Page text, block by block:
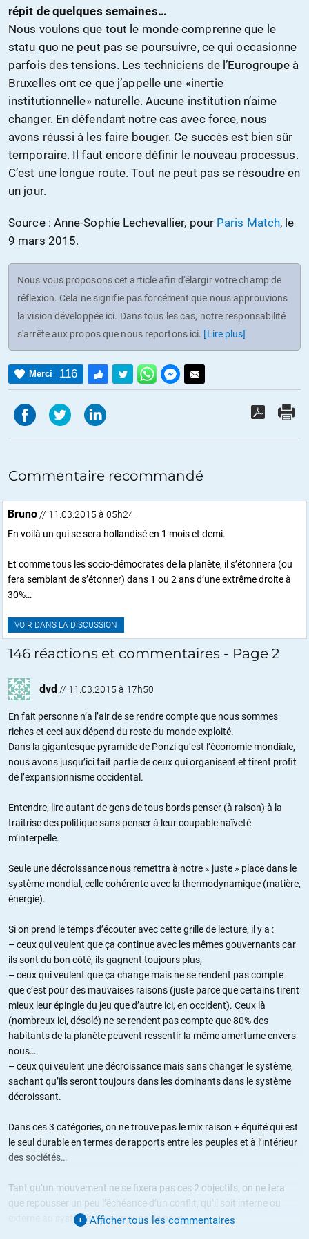
répit de quelques semaines…
Nous voulons que tout le monde comprenne que le
statu quo ne peut pas se poursuivre, ce qui occasionne
parfois des tensions. Les techniciens de l’Eurogroupe à
Bruxelles ont ce que j’appelle une «inertie
institutionnelle» naturelle. Aucune institution n’aime
changer. En défendant notre cas avec force, nous
avons réussi à les faire bouger. Ce succès est bien sûr
temporaire. Il faut encore définir le nouveau processus.
C’est une longue route. Tout ne peut pas se résoudre en
un jour.
Source : Anne-Sophie Lechevallier, pour Paris Match, le
9 mars 2015.
Nous vous proposons cet article afin d'élargir votre champ de
réflexion. Cela ne signifie pas forcément que nous approuvions
la vision développée ici. Dans tous les cas, notre responsabilité
s'arrête aux propos que nous reportons ici. [Lire plus]
Merci 116
Commentaire recommandé
Bruno // 11.03.2015 à 05h24
En voilà un qui se sera hollandisé en 1 mois et demi.
Et comme tous les socio-démocrates de la planète, il s’étonnera (ou
fera semblant de s’étonner) dans 1 ou 2 ans d’une extrême droite à
30%…
VOIR DANS LA DISCUSSION
146 réactions et commentaires - Page 2
dvd // 11.03.2015 à 17h50
En fait personne n’a l’air de se rendre compte que nous sommes
riches et ceci aux dépend du reste du monde exploité.
Dans la gigantesque pyramide de Ponzi qu’est l’économie mondiale,
nous avons jusqu’ici fait partie de ceux qui organisent et tirent profit
de l’expansionnisme occidental.
Entendre, lire autant de gens de tous bords penser (à raison) à la
traitrise des politique sans penser à leur coupable naïveté
m’interpelle.
Seule une décroissance nous remettra à notre « juste » place dans le
système mondial, celle cohérente avec la thermodynamique (matière,
énergie).
Si on prend le temps d’écouter avec cette grille de lecture, il y a :
– ceux qui veulent que ça continue avec les mêmes gouvernants car
ils sont du bon côté, ils gagnent toujours plus,
– ceux qui veulent que ça change mais ne se rendent pas compte
que c’est pour des mauvaises raisons (juste parce que certains tirent
mieux leur épingle du jeu que d’autre ici, en occident). Ceux là
(nombreux ici, désolé) ne se rendent pas compte que 80% des
habitants de la planète peuvent ressentir la même amertume envers
nous…
– ceux qui veulent une décroissance mais sans changer le système,
sachant qu’ils seront toujours dans les dominants dans le système
décroissant.
Dans ces 3 catégories, on ne trouve pas le mix raison + équité qui est
le seul durable en termes de rapports entre les peuples et à l’intérieur
des sociétés…
Tant qu’un mouvement ne se fixera pas ces 2 objectifs, on ne fera
que repousser un peu l’échéance d’un conflit, qu’il soit interne ou
externe au système pays/groupe de pays.
Afficher tous les commentaires